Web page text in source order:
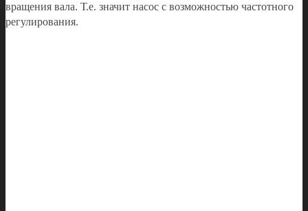
вращения вала. Т.е. значит насос с возможностью частотного
регулирования.